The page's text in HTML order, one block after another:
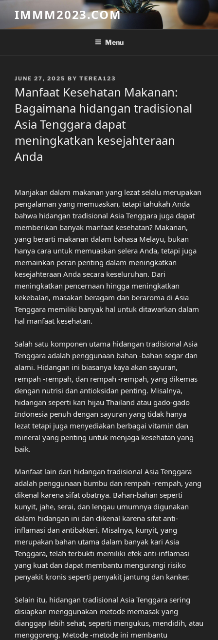
content
IMMM2023.COM
Menu
POSTED
JUNE 27, 2025 BY TEREA123
Manfaat Kesehatan Makanan:
Bagaimana hidangan tradisional
Asia Tenggara dapat
meningkatkan kesejahteraan
Anda
Manjakan dalam makanan yang lezat selalu merupakan
pengalaman yang memuaskan, tetapi tahukah Anda
bahwa hidangan tradisional Asia Tenggara juga dapat
memberikan banyak manfaat kesehatan? Makanan,
yang berarti makanan dalam bahasa Melayu, bukan
hanya cara untuk memuaskan selera Anda, tetapi juga
memainkan peran penting dalam meningkatkan
kesejahteraan Anda secara keseluruhan. Dari
meningkatkan pencernaan hingga meningkatkan
kekebalan, masakan beragam dan beraroma di Asia
Tenggara memiliki banyak hal untuk ditawarkan dalam
hal manfaat kesehatan.
Salah satu komponen utama hidangan tradisional Asia
Tenggara adalah penggunaan bahan -bahan segar dan
alami. Hidangan ini biasanya kaya akan sayuran,
rempah -rempah, dan rempah -rempah, yang dikemas
dengan nutrisi dan antioksidan penting. Misalnya,
hidangan seperti kari hijau Thailand atau gado-gado
Indonesia penuh dengan sayuran yang tidak hanya
lezat tetapi juga menyediakan berbagai vitamin dan
mineral yang penting untuk menjaga kesehatan yang
baik.
Manfaat lain dari hidangan tradisional Asia Tenggara
adalah penggunaan bumbu dan rempah -rempah, yang
dikenal karena sifat obatnya. Bahan-bahan seperti
kunyit, jahe, serai, dan lengau umumnya digunakan
dalam hidangan ini dan dikenal karena sifat anti-
inflamasi dan antibakteri. Misalnya, kunyit, yang
merupakan bahan utama dalam banyak kari Asia
Tenggara, telah terbukti memiliki efek anti-inflamasi
yang kuat dan dapat membantu mengurangi risiko
penyakit kronis seperti penyakit jantung dan kanker.
Selain itu, hidangan tradisional Asia Tenggara sering
disiapkan menggunakan metode memasak yang
dianggap lebih sehat, seperti mengukus, mendidih, atau
menggoreng. Metode -metode ini membantu